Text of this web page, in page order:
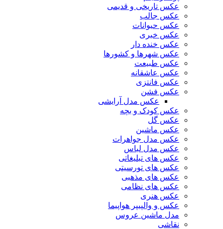
عکس تاریخی و قدیمی
عکس جالب
عکس حیوانات
عکس خبری
عکس خنده دار
عکس شهرها و کشورها
عکس طبیعت
عکس عاشقانه
عکس فانتزی
عکس فشن
عکس مدل آرایشی
عکس کودک و بچه
عکس گل
عکس ماشین
عکس مدل جواهرات
عکس مدل لباس
عکس های تبلیغاتی
عکس های تورسیتی
عکس های مذهبی
عکس های نظامی
عکس هنری
عکس و والپیپر هواپیما
مدل ماشین عروس
نقاشی